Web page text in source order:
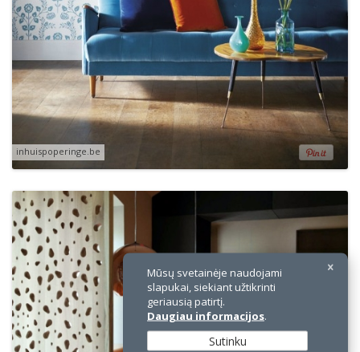
inhuispoperinge.be
Mūsų svetainėje naudojami
slapukai, siekiant užtikrinti
geriausią patirtį.
Daugiau informacijos.
Sutinku